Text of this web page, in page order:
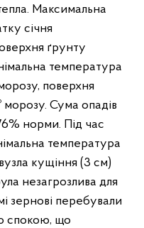
Максимальна
січня
ґрунту
температура
поверхня
морозу. Сума опадів
норми. Під час
температура
кущіння (3 см)
незагрозлива для
зернові перебували
спокою, що